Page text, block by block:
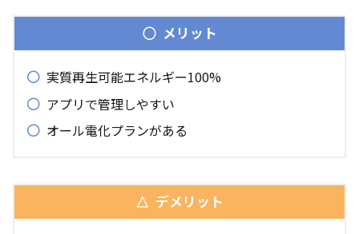
メリット
実質再生可能エネルギー100%
アプリで管理しやすい
オール電化プランがある
デメリット